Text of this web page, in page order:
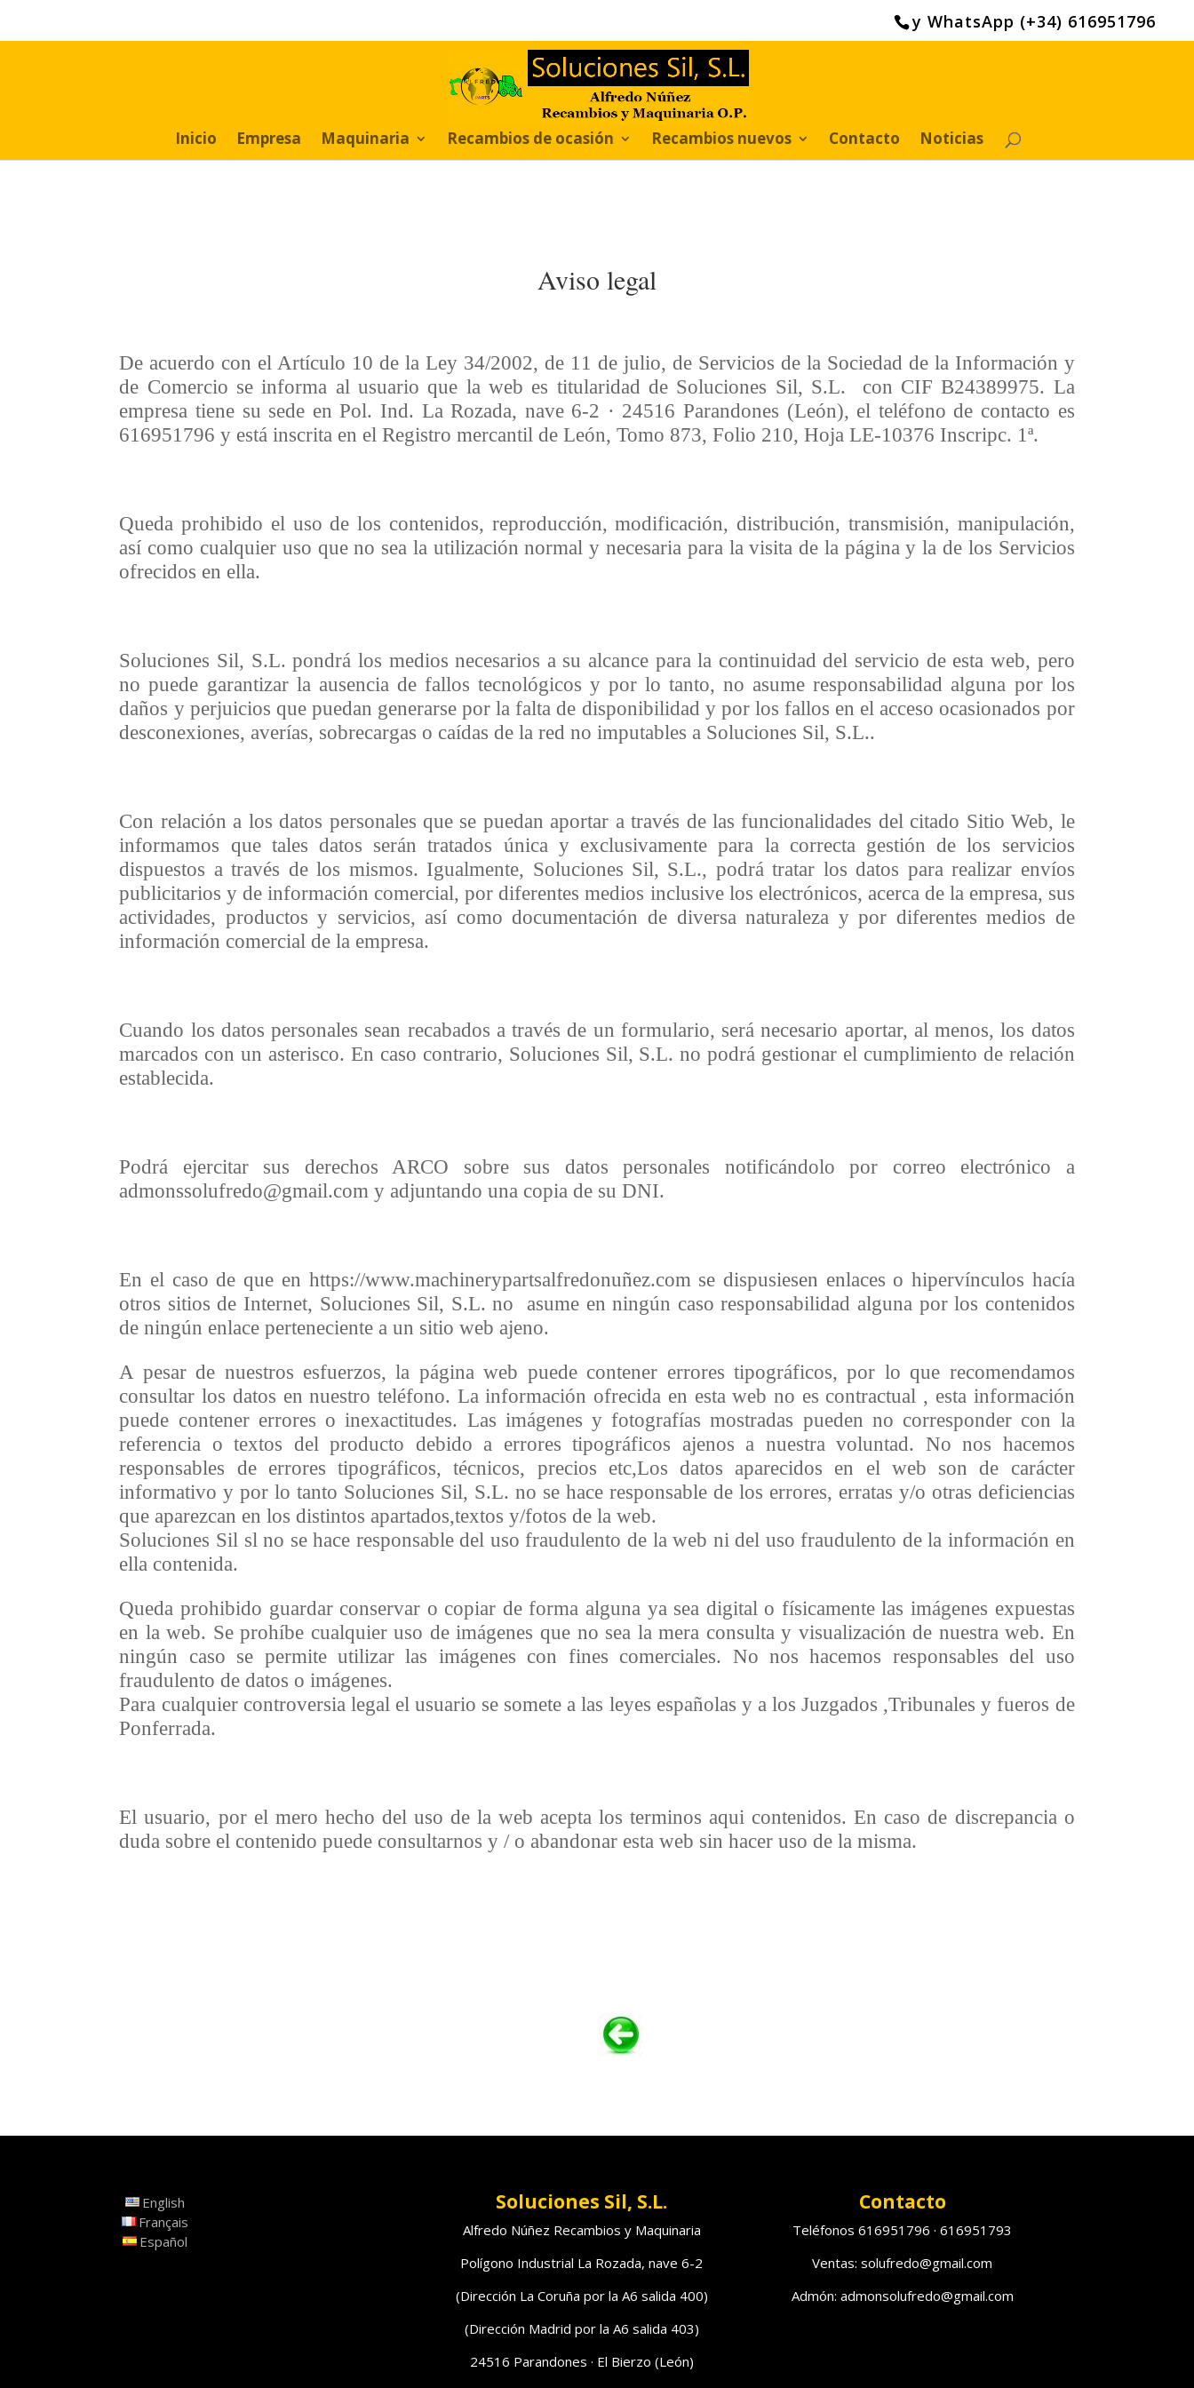
y WhatsApp (+34) 616951796
Inicio Empresa Maquinaria Recambios de ocasión Recambios nuevos Contacto Noticias
Aviso legal
De acuerdo con el Artículo 10 de la Ley 34/2002, de 11 de julio, de Servicios de la Sociedad de la Información y
de Comercio se informa al usuario que la web es titularidad de Soluciones Sil, S.L. con CIF B24389975. La
empresa tiene su sede en Pol. Ind. La Rozada, nave 6-2 · 24516 Parandones (León), el teléfono de contacto es
616951796 y está inscrita en el Registro mercantil de León, Tomo 873, Folio 210, Hoja LE-10376 Inscripc. 1ª.
Queda prohibido el uso de los contenidos, reproducción, modificación, distribución, transmisión, manipulación,
así como cualquier uso que no sea la utilización normal y necesaria para la visita de la página y la de los Servicios
ofrecidos en ella.
Soluciones Sil, S.L. pondrá los medios necesarios a su alcance para la continuidad del servicio de esta web, pero
no puede garantizar la ausencia de fallos tecnológicos y por lo tanto, no asume responsabilidad alguna por los
daños y perjuicios que puedan generarse por la falta de disponibilidad y por los fallos en el acceso ocasionados por
desconexiones, averías, sobrecargas o caídas de la red no imputables a Soluciones Sil, S.L..
Con relación a los datos personales que se puedan aportar a través de las funcionalidades del citado Sitio Web, le
informamos que tales datos serán tratados única y exclusivamente para la correcta gestión de los servicios
dispuestos a través de los mismos. Igualmente, Soluciones Sil, S.L., podrá tratar los datos para realizar envíos
publicitarios y de información comercial, por diferentes medios inclusive los electrónicos, acerca de la empresa, sus
actividades, productos y servicios, así como documentación de diversa naturaleza y por diferentes medios de
información comercial de la empresa.
Cuando los datos personales sean recabados a través de un formulario, será necesario aportar, al menos, los datos
marcados con un asterisco. En caso contrario, Soluciones Sil, S.L. no podrá gestionar el cumplimiento de relación
establecida.
Podrá ejercitar sus derechos ARCO sobre sus datos personales notificándolo por correo electrónico a
admonssolufredo@gmail.com y adjuntando una copia de su DNI.
En el caso de que en https://www.machinerypartsalfredonuñez.com se dispusiesen enlaces o hipervínculos hacía
otros sitios de Internet, Soluciones Sil, S.L. no asume en ningún caso responsabilidad alguna por los contenidos
de ningún enlace perteneciente a un sitio web ajeno.
A pesar de nuestros esfuerzos, la página web puede contener errores tipográficos, por lo que recomendamos
consultar los datos en nuestro teléfono. La información ofrecida en esta web no es contractual , esta información
puede contener errores o inexactitudes. Las imágenes y fotografías mostradas pueden no corresponder con la
referencia o textos del producto debido a errores tipográficos ajenos a nuestra voluntad. No nos hacemos
responsables de errores tipográficos, técnicos, precios etc,Los datos aparecidos en el web son de carácter
informativo y por lo tanto Soluciones Sil, S.L. no se hace responsable de los errores, erratas y/o otras deficiencias
que aparezcan en los distintos apartados,textos y/fotos de la web.
Soluciones Sil sl no se hace responsable del uso fraudulento de la web ni del uso fraudulento de la información en
ella contenida.
Queda prohibido guardar conservar o copiar de forma alguna ya sea digital o físicamente las imágenes expuestas
en la web. Se prohíbe cualquier uso de imágenes que no sea la mera consulta y visualización de nuestra web. En
ningún caso se permite utilizar las imágenes con fines comerciales. No nos hacemos responsables del uso
fraudulento de datos o imágenes.
Para cualquier controversia legal el usuario se somete a las leyes españolas y a los Juzgados ,Tribunales y fueros de
Ponferrada.
El usuario, por el mero hecho del uso de la web acepta los terminos aqui contenidos. En caso de discrepancia o
duda sobre el contenido puede consultarnos y / o abandonar esta web sin hacer uso de la misma.
English
Français
Español
Soluciones Sil, S.L.
Alfredo Núñez Recambios y Maquinaria
Polígono Industrial La Rozada, nave 6-2
(Dirección La Coruña por la A6 salida 400)
(Dirección Madrid por la A6 salida 403)
24516 Parandones · El Bierzo (León)
Contacto
Teléfonos 616951796 · 616951793
Ventas: solufredo@gmail.com
Admón: admonsolufredo@gmail.com